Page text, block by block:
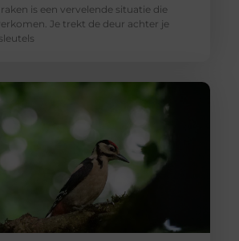
is een vervelende situatie die
Je trekt de deur achter je